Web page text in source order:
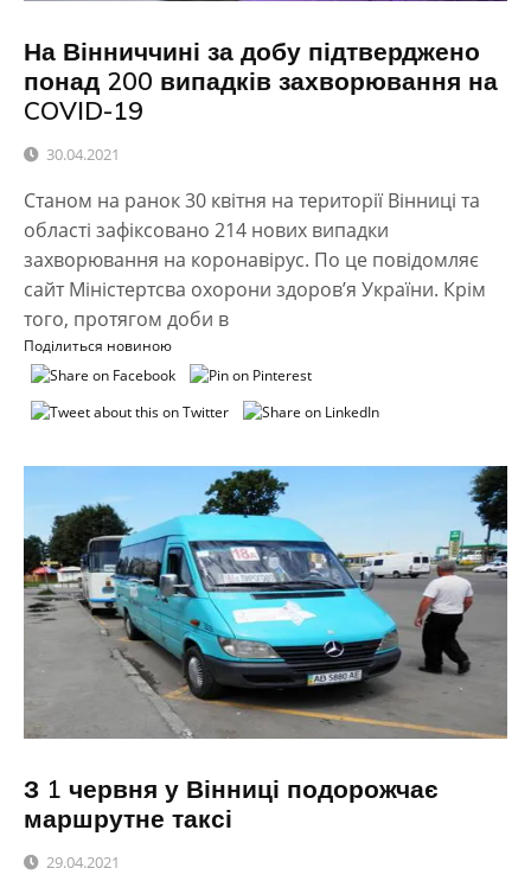
На Вінниччині за добу підтверджено
понад 200 випадків захворювання на
COVID-19
30.04.2021
Станом на ранок 30 квітня на території Вінниці та
області зафіксовано 214 нових випадки
захворювання на коронавірус. По це повідомляє
сайт Міністертсва охорони здоров’я України. Крім
того, протягом доби в
Поділиться новиною
З 1 червня у Вінниці подорожчає
маршрутне таксі
29.04.2021